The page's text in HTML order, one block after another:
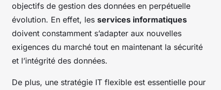
objectifs de gestion des données en perpétuelle
évolution. En effet, les services informatiques
doivent constamment s’adapter aux nouvelles
exigences du marché tout en maintenant la sécurité
et l’intégrité des données.
De plus, une stratégie IT flexible est essentielle pour